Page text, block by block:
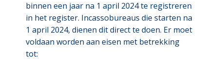
binnen een jaar na 1 april 2024 te registreren
in het register. Incassobureaus die starten na
1 april 2024, dienen dit direct te doen. Er moet
voldaan worden aan eisen met betrekking
tot: